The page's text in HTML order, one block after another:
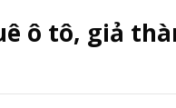
ô tô, giả